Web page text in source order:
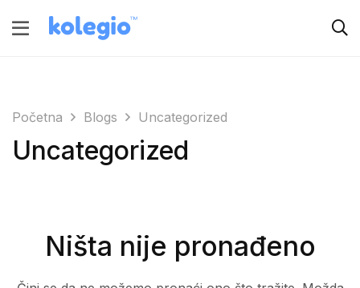
Početna Blogs Uncategorized
Uncategorized
Ništa nije pronađeno